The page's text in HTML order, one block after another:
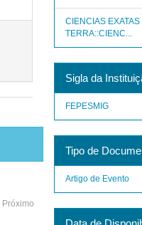
Próximo
CIENCIAS EXATAS
TERRA::CIENC...
Sigla da
FEPESMIG
Tipo de
Artigo de Evento